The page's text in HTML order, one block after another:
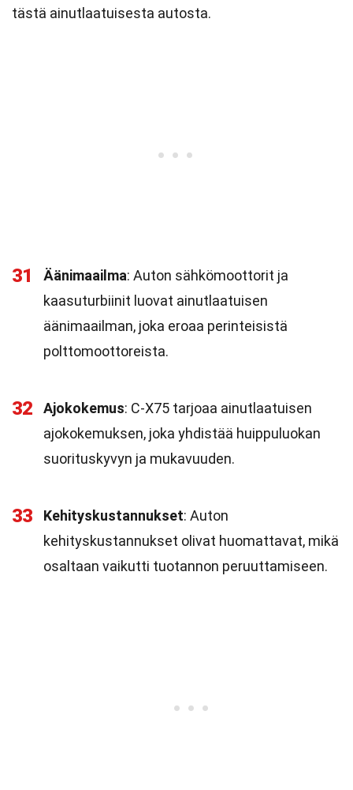
tästä ainutlaatuisesta autosta.
31 Äänimaailma: Auton sähkömoottorit ja
kaasuturbiinit luovat ainutlaatuisen
äänimaailman, joka eroaa perinteisistä
polttomoottoreista.
32 Ajokokemus: C-X75 tarjoaa ainutlaatuisen
ajokokemuksen, joka yhdistää huippuluokan
suorituskyvyn ja mukavuuden.
33 Kehityskustannukset: Auton
kehityskustannukset olivat huomattavat, mikä
osaltaan vaikutti tuotannon peruuttamiseen.